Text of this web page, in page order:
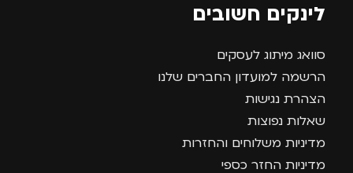
לינקים חשובים
סוואג מיתוג לעסקים
הרשמה למועדון החברים שלנו
הצהרת נגישות
שאלות נפוצות
מדיניות משלוחים והחזרות
מדיניות החזר כספי